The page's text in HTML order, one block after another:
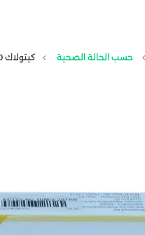
حسب الحالة الصحية كيتولاك 10مجم | 20قرص